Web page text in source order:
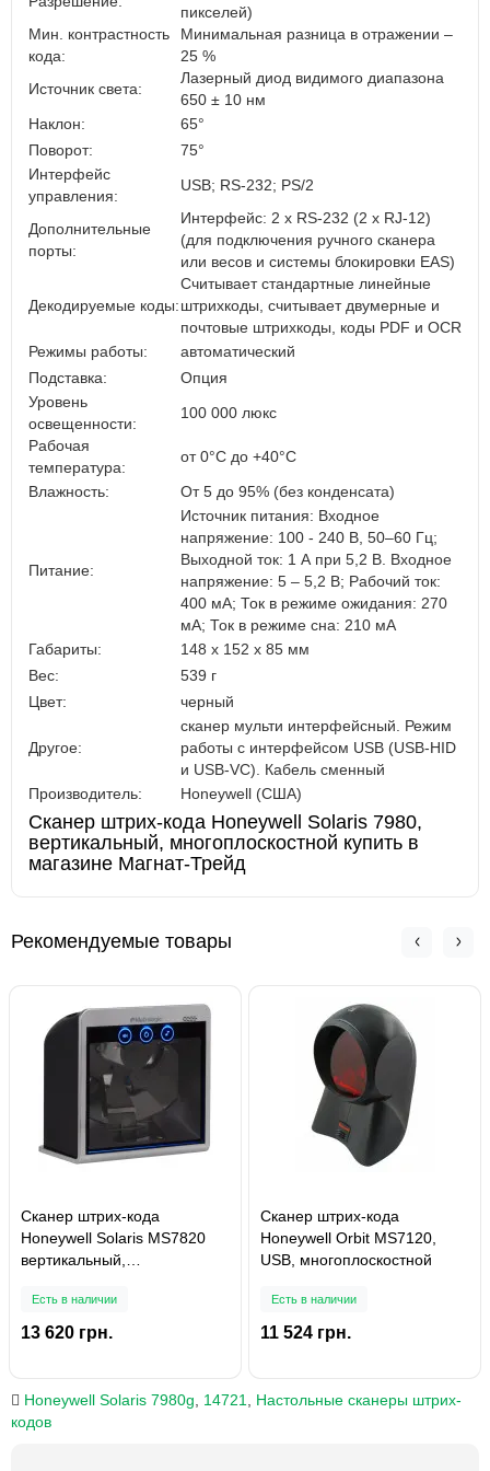
пикселей)
Мин. контрастность
кода:
Минимальная разница в отражении –
25 %
Источник света:
Лазерный диод видимого диапазона
650 ± 10 нм
Наклон:
65°
Поворот:
75°
Интерфейс
управления:
USB; RS-232; PS/2
Дополнительные
порты:
Интерфейс: 2 x RS-232 (2 x RJ-12)
(для подключения ручного сканера
или весов и системы блокировки EAS)
Декодируемые коды:
Считывает стандартные линейные
штрихкоды, cчитывает двумерные и
почтовые штрихкоды, коды PDF и OCR
Режимы работы:
автоматический
Подставка:
Опция
Уровень
освещенности:
100 000 люкс
Рабочая
температура:
от 0°C до +40°C
Влажность:
От 5 до 95% (без конденсата)
Питание:
Источник питания: Входное
напряжение: 100 - 240 В, 50–60 Гц;
Выходной ток: 1 А при 5,2 В. Входное
напряжение: 5 – 5,2 В; Рабочий ток:
400 мА; Ток в режиме ожидания: 270
мА; Ток в режиме сна: 210 мА
Габариты:
148 x 152 x 85 мм
Вес:
539 г
Цвет:
черный
Другое:
сканер мульти интерфейсный. Режим
работы с интерфейсом USB (USB-HID
и USB-VC). Кабель сменный
Производитель:
Honeywell (США)
Сканер штрих-кода Honeywell Solaris 7980,
вертикальный, многоплоскостной купить в
магазине Магнат-Трейд
Рекомендуемые товары
Сканер штрих-кода
Honeywell Solaris MS7820
вертикальный,
Есть в наличии
13 620 грн.
Сканер штрих-кода
Honeywell Orbit MS7120,
USB, многоплоскостной
Есть в наличии
11 524 грн.
Honeywell Solaris 7980g, 14721, Настольные сканеры штрих-
кодов